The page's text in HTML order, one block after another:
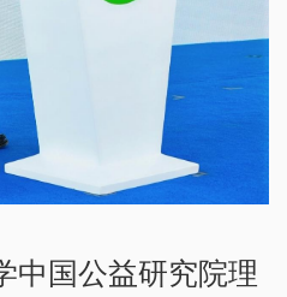
中国公益研究院理